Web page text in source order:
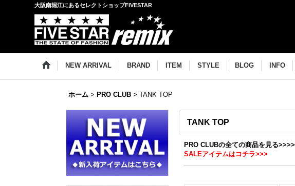
大阪南堀江にあるセレクトショップFIVESTAR
NEW ARRIVAL BRAND ITEM STYLE BLOG INFO
ホーム > PRO CLUB > TANK TOP
TANK TOP
PRO CLUBの全ての商品を見る>>>>
SALEアイテムはコチラ>>>